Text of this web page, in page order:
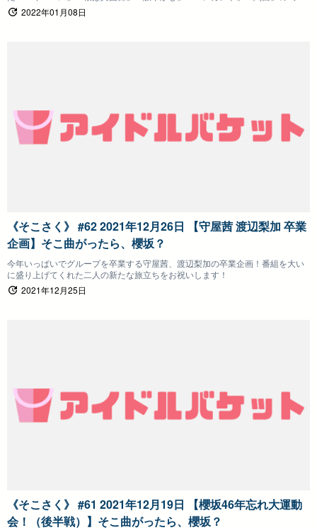
ム！メンバーが着ているTシャツはチームでデザインしたオリジナルTシャツで
す！
2022年01月08日
《そこさく》 #62 2021年12月26日 【守屋茜 渡辺梨加 卒業
企画】そこ曲がったら、櫻坂？
今年いっぱいでグループを卒業する守屋茜、渡辺梨加の卒業企画！番組を大い
に盛り上げてくれた二人の新たな旅立ちをお祝いします！
2021年12月25日
《そこさく》 #61 2021年12月19日 【櫻坂46年忘れ大運動
会！（後半戦）】そこ曲がったら、櫻坂？